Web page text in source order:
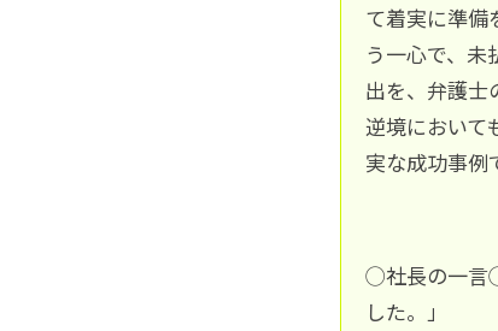
て着実に準備
う一心で、
出を、弁護士
逆境において
実な成功事例
◯社長の一言
した。」